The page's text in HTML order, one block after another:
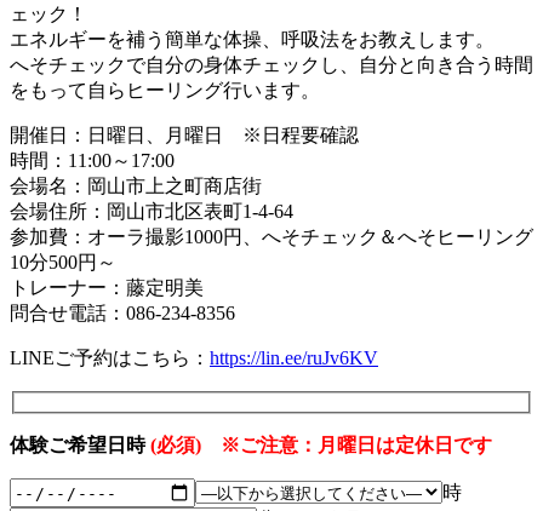
ェック！
エネルギーを補う簡単な体操、呼吸法をお教えします。
へそチェックで自分の身体チェックし、自分と向き合う時間
をもって自らヒーリング行います。
開催日：日曜日、月曜日 ※日程要確認
時間：11:00～17:00
会場名：岡山市上之町商店街
会場住所：岡山市北区表町1-4-64
参加費：オーラ撮影1000円、へそチェック＆へそヒーリング
10分500円～
トレーナー：藤定明美
問合せ電話：086-234-8356
LINEご予約はこちら： https://lin.ee/ruJv6KV
体験ご希望日時(必須) ※ご注意：月曜日は定休日です
時